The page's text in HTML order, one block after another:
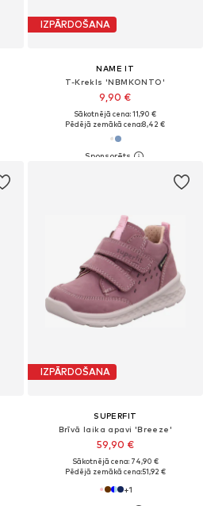
IZPĀRDOŠANA
NAME IT
T-Krekls 'NBMKONTO'
9,90 €
Sākotnējā cena: 11,90 €
Pēdējā zemākā cena:8,42 €
IZPĀRDOŠANA
SUPERFIT
Brīvā laika apavi 'Breeze'
59,90 €
Sākotnējā cena: 74,90 €
Pēdējā zemākā cena:51,92 €
+1